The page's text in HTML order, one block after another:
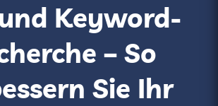
Keyword-
– So
Sie Ihr